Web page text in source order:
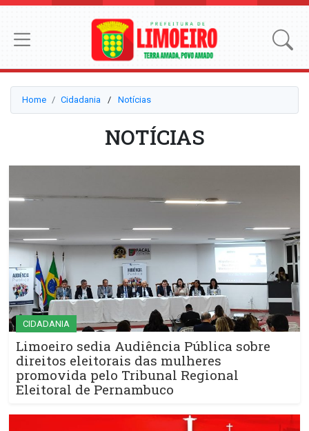
Home Cidadania ⠀/⠀ Notícias
NOTÍCIAS
CIDADANIA
Limoeiro sedia Audiência Pública sobre
direitos eleitorais das mulheres
promovida pelo Tribunal Regional
Eleitoral de Pernambuco